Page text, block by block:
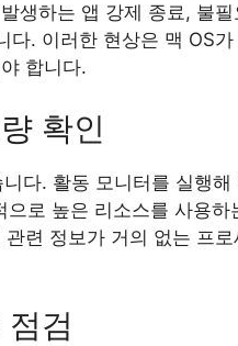
생하는 앱 강제 종료, 불
. 이러한 현상은 맥 OS
합니다.
확인
다. 활동 모니터를 실행
로 높은 리소스를 사용
련 정보가 거의 없는 프
검